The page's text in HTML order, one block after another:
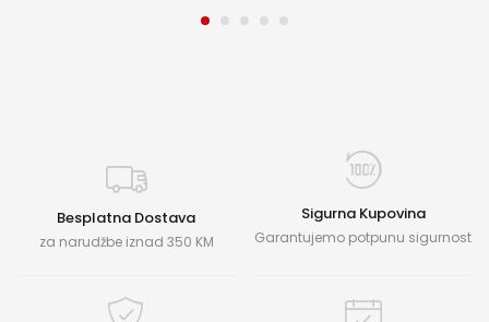
Besplatna Dostava
za narudžbe iznad 350 KM
Sigurna Kupovina
Garantujemo potpunu sigurnost